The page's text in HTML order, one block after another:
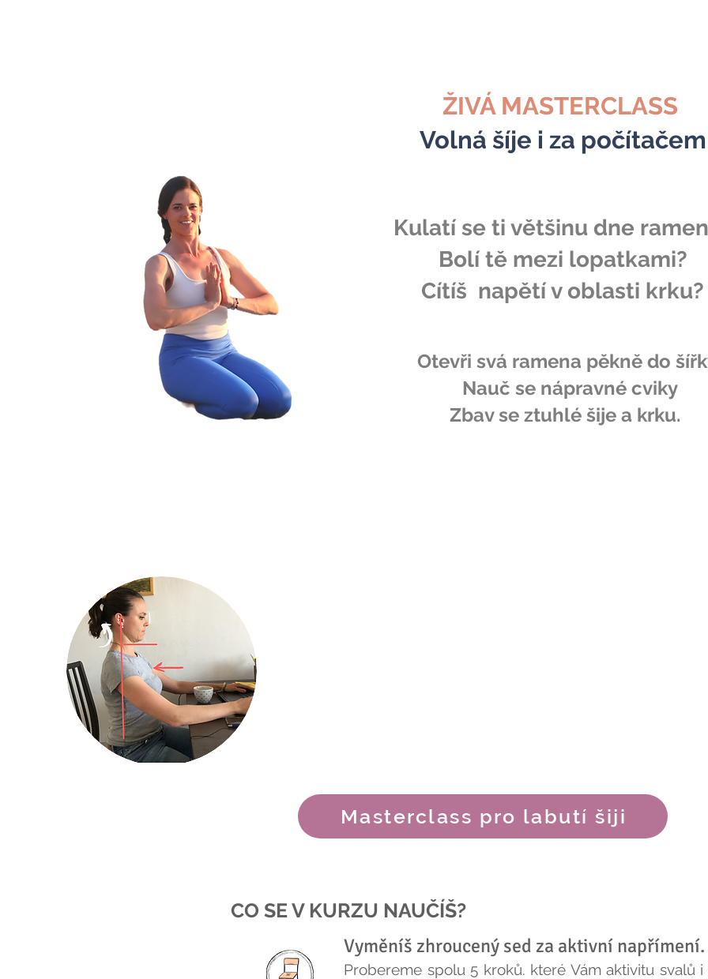
ŽIVÁ MASTERCLASS
Volná šíje i za počítačem
Kulatí se ti většinu dne
Bolí tě mezi lopatkami?
Cítíš napětí v oblasti krku?
Otevři svá ramena pěkně do
Nauč se nápravné cviky
Zbav se ztuhlé šije a krku.
Masterclass pro labutí šiji
CO SE V KURZU NAUČÍŠ?
Vyměníš zhroucený sed za aktivní napřímení.
Probereme spolu 5 kroků. které Vám aktivitu svalů